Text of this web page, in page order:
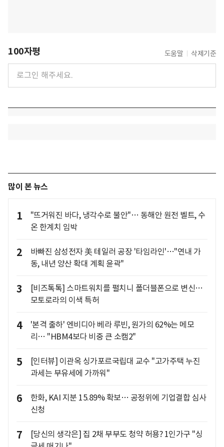
100자평 도움말 삭제기준
많이 본 뉴스
1
"뜨거워진 바다, 냉각수로 불안"… 동해안 원전 벨트, 수
온 한계치 임박
2
바빠진 삼성전자 美 테일러 공장 '타임라인'…"연내 가
동, 내년 양산 확대 계획 윤곽"
3
[비즈톡톡] 스마트워치를 펼치니 폴더블폰으로 변신…
모토로라의 이색 특허
4
'본격 출하' 엔비디아 베라 루빈, 원가의 62%는 메모
리… "HBM4보다 비중 큰 소캠2"
5
[인터뷰] 이관옥 싱가포르국립대 교수 "고가주택 누진
과세는 부유세에 가까워"
6
한화, KAI 지분 15.89% 확보… 공정위에 기업결합 심사
신청
7
[당신의 생각은] 집 2채 부부도 청약 허용? 1인가구 "싱